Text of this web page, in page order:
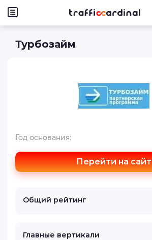
Турбозайм
Перейти на сайт
Год основания:
Общий рейтинг
Главные вертикали